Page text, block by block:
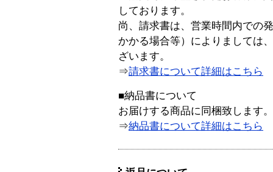
しております。
尚、請求書は、営業時間内での
かかる場合等）によりましては
ざいます。
⇒請求書について詳細はこちら
■納品書について
お届けする商品に同梱致します。
⇒納品書について詳細はこちら